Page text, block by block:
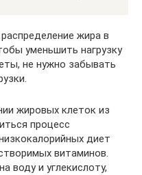
жира в
уменьшить нагрузку
не нужно забывать
жировых клеток из
процесс
диет
витаминов.
воду и углекислоту,